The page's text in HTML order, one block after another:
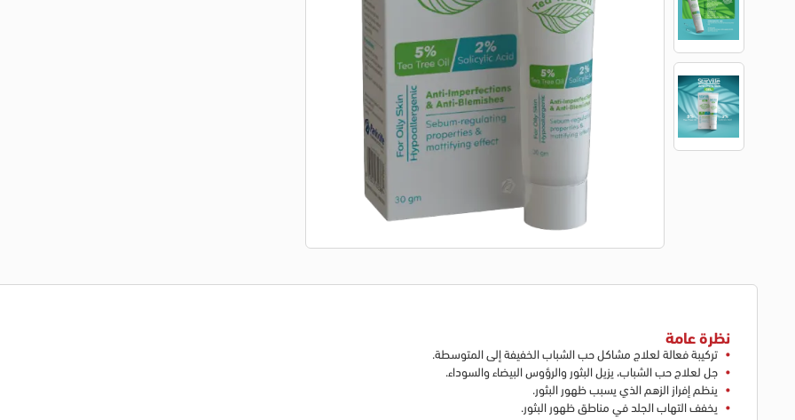
نظرة عامة
تركيبة فعالة لعلاج مشاكل حب الشباب الخفيفة إلى المتوسطة.
جل لعلاج حب الشباب، يزيل البثور والرؤوس البيضاء والسوداء.
ينظم إفراز الزهم الذي يسبب ظهور البثور.
يخفف التهاب الجلد في مناطق ظهور البثور.